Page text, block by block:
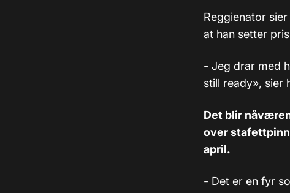
Reggienator
at han setter
- Jeg drar med
still ready», sier
Det blir
over
april.
- Det er en fyr